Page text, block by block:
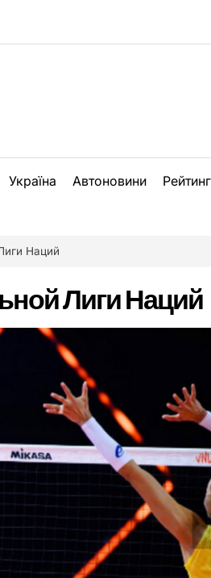
Україна Автоновини
Наций
Лиги Наций